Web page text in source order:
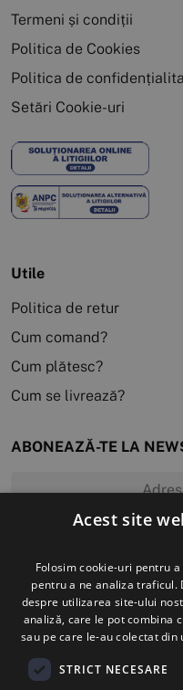
Termeni și condiții
Politica de Cookies
Politica de
Setări Cookie-uri
Utile
Politica de retur
Cum comand?
Cum plătesc?
Cum se livrează?
ABONEAZĂ-TE LA
Acest site
Folosim cookie-uri pentru
pentru a ne analiza
despre utilizarea site-ului
analiză, care le pot combina
sau pe care le-au colectat
STRICT NECESARE